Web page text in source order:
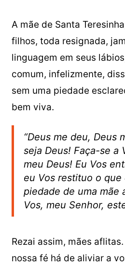
A mãe de Santa
filhos, toda resignada,
linguagem em seus
comum, infelizmente,
sem uma piedade
bem viva.
“Deus me deu, Deus
seja Deus! Faça-se a
meu Deus! Eu Vos
eu Vos restituo o que
piedade de uma mãe
Vos, meu Senhor,
Rezai assim, mães
nossa fé há de aliviar a